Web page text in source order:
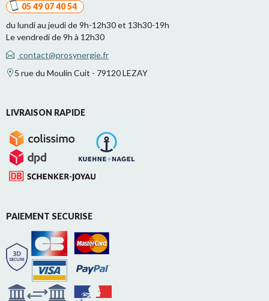
05 49 07 40 54
du lundi au jeudi de 9h-12h30 et 13h30-19h
Le vendredi de 9h à 12h30
contact@prosynergie.fr
5 rue du Moulin Cuit - 79120 LEZAY
LIVRAISON RAPIDE
PAIEMENT SECURISE